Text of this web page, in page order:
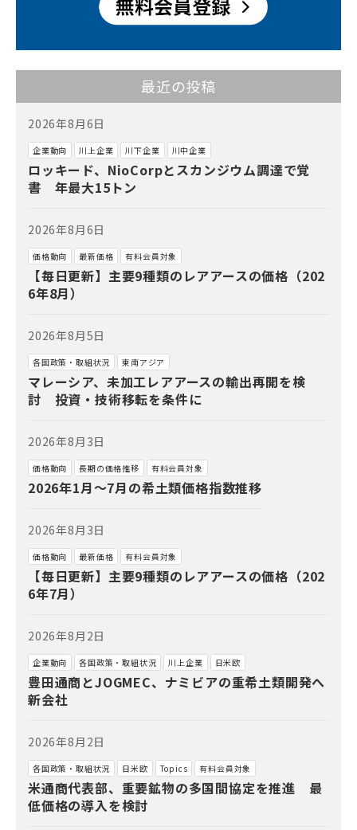
最近の投稿
2026年8月6日
企業動向 川上企業 川下企業 川中企業
ロッキード、NioCorpとスカンジウム調達で覚
書 年最大15トン
2026年8月6日
価格動向 最新価格 有料会員対象
【毎日更新】主要9種類のレアアースの価格（202
6年8月）
2026年8月5日
各国政策・取組状況 東南アジア
マレーシア、未加工レアアースの輸出再開を検
討 投資・技術移転を条件に
2026年8月3日
価格動向 長期の価格推移 有料会員対象
2026年1月～7月の希土類価格指数推移
2026年8月3日
価格動向 最新価格 有料会員対象
【毎日更新】主要9種類のレアアースの価格（202
6年7月）
2026年8月2日
企業動向 各国政策・取組状況 川上企業 日米欧
豊田通商とJOGMEC、ナミビアの重希土類開発へ
新会社
2026年8月2日
各国政策・取組状況 日米欧 Topics 有料会員対象
米通商代表部、重要鉱物の多国間協定を推進 最
低価格の導入を検討